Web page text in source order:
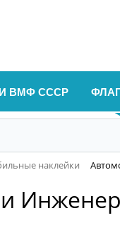
ВМФ СССР
наклейки